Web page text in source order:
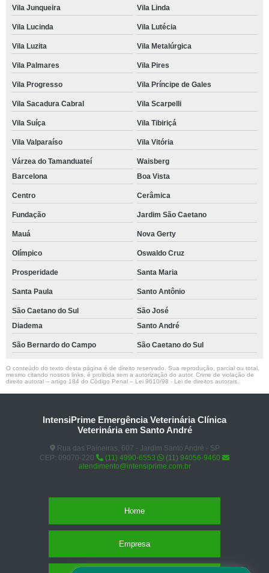
Vila Junqueira Vila Linda
Vila Lucinda Vila Lutécia
Vila Luzita Vila Metalúrgica
Vila Palmares Vila Pires
Vila Progresso Vila Príncipe de Gales
Vila Sacadura Cabral Vila Scarpelli
Vila Suíça Vila Tibiriçá
Vila Valparaíso Vila Vitória
Várzea do Tamanduateí
Waisberg
Barcelona
Boa Vista
Centro Cerâmica
Fundação Jardim São Caetano
Mauá Nova Gerty
Olímpico Oswaldo Cruz
Prosperidade Santa Maria
Santa Paula Santo Antônio
São Caetano do Sul
São José
Diadema
Santo André
São Bernardo do Campo São Caetano do Sul
O conteúdo do texto desta página é de direito reservado. Sua reprodução, parcial ou total,
mesmo citando nossos links, é proibida sem a autorização do autor. Crime de violação de
direito autoral – artigo 184 do Código Penal – Lei 9610/98 - Lei de direitos autorais
IntensiPrime Emergência Veterinária Clínica
Veterinária em Santo André
Rua das Paineiras, 607 - Jardim Santo André - SP
CEP: 09070-220
(11) 4990-6553
(11) 94056-9460
atendimento@intensiprime.com.br
Home
Empresa